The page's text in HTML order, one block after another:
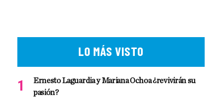
LO MÁS VISTO
Ernesto Laguardia y Mariana Ochoa ¿revivirán su
pasión?